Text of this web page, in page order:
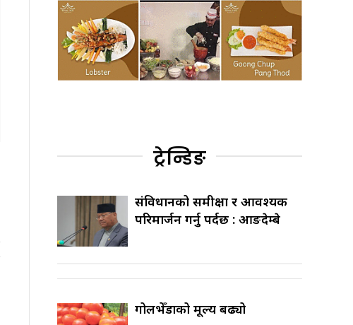
ट्रेन्डिङ
संविधानको समीक्षा र आवश्यक
परिमार्जन गर्नु पर्दछ : आङदेम्बे
गोलभेँडाको मूल्य बढ्यो